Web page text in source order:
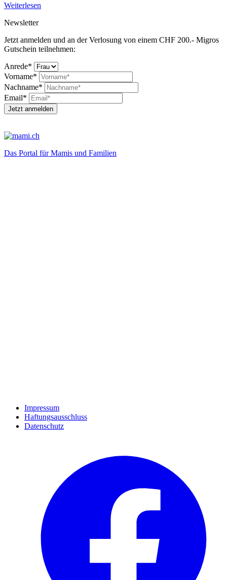
Weiterlesen
Newsletter
Jetzt anmelden und an der Verlosung von einem CHF 200.- Migros
Gutschein teilnehmen:
Anrede*
Vorname*
Nachname*
Email*
Jetzt anmelden
Das Portal für Mamis und Familien
Impressum
Haftungsausschluss
Datenschutz